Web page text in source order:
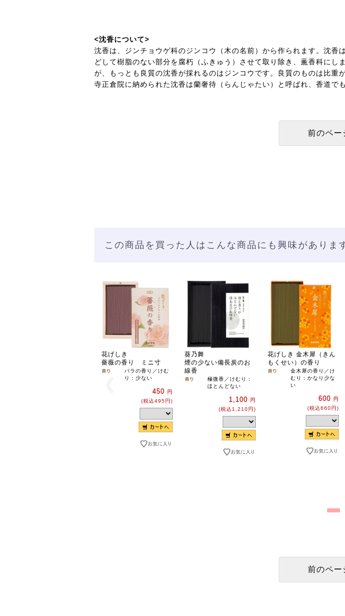
<沈香について>
沈香は、ジンチョウゲ科のジンコウ（木の名前）から作られます。沈
どして樹脂のない部分を腐朽（ふきゅう）させて取り除き、薫香科に
が、もっとも良質の沈香が採れるのはジンコウです。良質のものは比
寺正倉院に納められた沈香は蘭奢待（らんじゃたい）と呼ばれ、香道で
この商品を買った人はこんな商品にも興味がありま
花げしき
薔薇の香り ミニ寸
バラの香り／けむ
り：少ない
450
円
(税込495円)
葵乃舞
煙の少ない備長炭のお
線香
極微香／けむり：
ほとんどない
1,100
円
(税込1,210円)
花げしき 金木犀（きん
もくせい）の香り
金木犀の香り／け
むり：かなり少な
い
600
円
(税込660円)